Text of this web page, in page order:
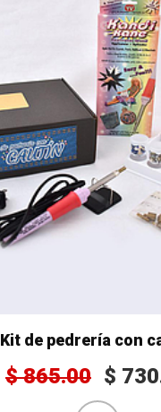
Kit de pedrería con
$865.00 $